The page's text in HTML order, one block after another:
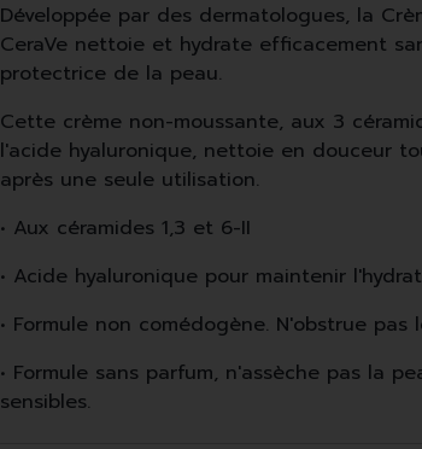
Développée par des dermatologues, la
CeraVe nettoie et hydrate efficacement
protectrice de la peau.
Cette crème non-moussante, aux 3
l'acide hyaluronique, nettoie en douceur
après une seule utilisation.
• Aux céramides 1,3 et 6-II
• Acide hyaluronique pour maintenir
• Formule non comédogène. N'obstrue pas
• Formule sans parfum, n'assèche pas la
sensibles.